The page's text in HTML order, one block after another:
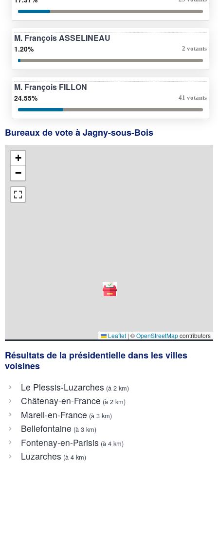
M. François ASSELINEAU
1.20% 2 votants
M. François FILLON
24.55% 41 votants
Bureaux de vote à Jagny-sous-Bois
+
−
Leaflet | ©OpenStreetMapcontributors
Résultats de la présidentielle dans les villes
voisines
Le Plessis-Luzarches (à 2 km)
Châtenay-en-France (à 2 km)
Mareil-en-France (à 3 km)
Bellefontaine (à 3 km)
Fontenay-en-Parisis (à 4 km)
Luzarches (à 4 km)